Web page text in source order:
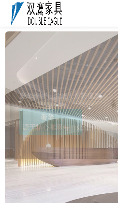
在美学与功用
义新的商